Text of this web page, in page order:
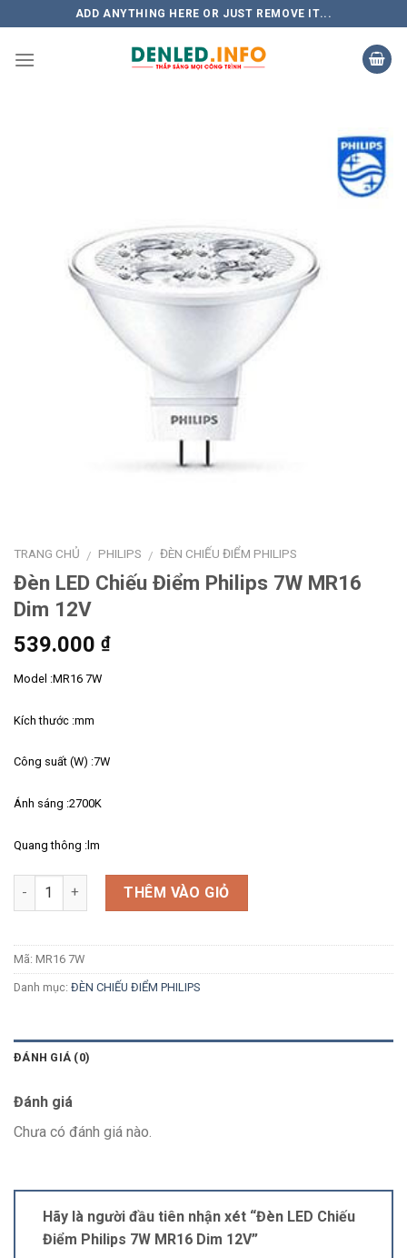
to
content
ADD ANYTHING HERE OR JUST REMOVE IT...
TRANG CHỦ / PHILIPS / ĐÈN CHIẾU ĐIỂM PHILIPS
Đèn LED Chiếu Điểm Philips 7W MR16
Dim 12V
539.000 ₫
Model :MR16 7W
Kích thước :mm
Công suất (W) :7W
Ánh sáng :2700K
Quang thông :lm
Số lượng THÊM VÀO GIỎ
Mã: MR16 7W
Danh mục: ĐÈN CHIẾU ĐIỂM PHILIPS
ĐÁNH GIÁ (0)
Đánh giá
Chưa có đánh giá nào.
Hãy là người đầu tiên nhận xét “Đèn LED Chiếu
Điểm Philips 7W MR16 Dim 12V”